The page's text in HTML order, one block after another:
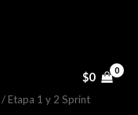
$0
/ Etapa 1 y 2 Sprint